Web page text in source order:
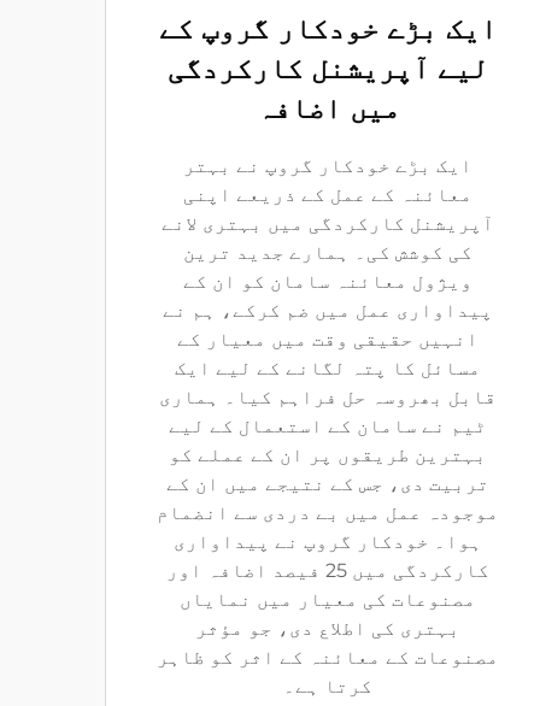
ایک بڑے خودکار گروپ کے
لیے آپریشنل کارکردگی
میں اضافہ
ایک بڑے خودکار گروپ نے بہتر
معائنہ کے عمل کے ذریعے اپنی
آپریشنل کارکردگی میں بہتری لانے
کی کوشش کی۔ ہمارے جدید ترین
ویژول معائنہ سامان کو ان کے
پیداواری عمل میں ضم کرکے، ہم نے
انہیں حقیقی وقت میں معیار کے
مسائل کا پتہ لگانے کے لیے ایک
قابل بھروسہ حل فراہم کیا۔ ہماری
ٹیم نے سامان کے استعمال کے لیے
بہترین طریقوں پر ان کے عملے کو
تربیت دی، جس کے نتیجے میں ان کے
موجودہ عمل میں بے دردی سے انضمام
ہوا۔ خودکار گروپ نے پیداواری
کارکردگی میں 25 فیصد اضافہ اور
مصنوعات کی معیار میں نمایاں
بہتری کی اطلاع دی، جو مؤثر
مصنوعات کے معائنہ کے اثر کو ظاہر
کرتا ہے۔